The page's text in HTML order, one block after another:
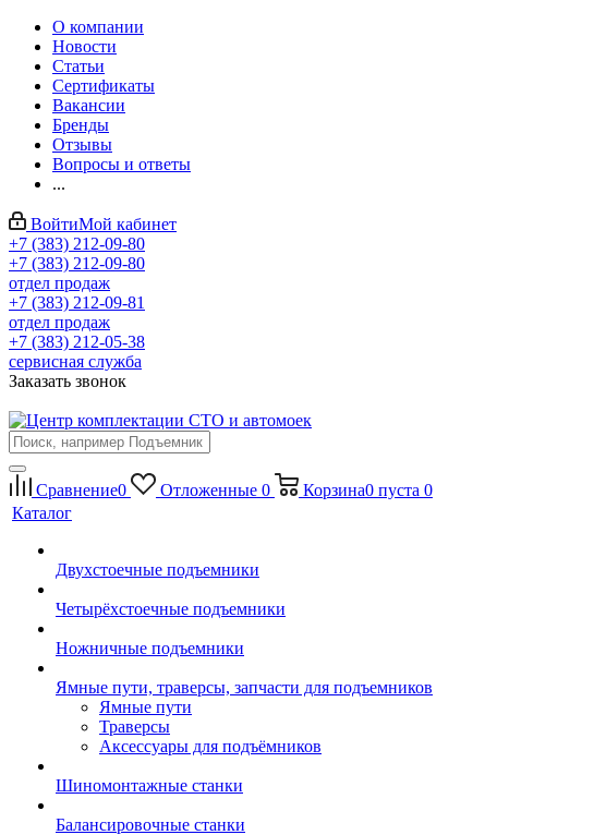
О компании
Новости
Статьи
Сертификаты
Вакансии
Бренды
Отзывы
Вопросы и ответы
...
ВойтиМой кабинет
+7 (383) 212-09-80
+7 (383) 212-09-80
отдел продаж
+7 (383) 212-09-81
отдел продаж
+7 (383) 212-05-38
сервисная служба
Заказать звонок
Сравнение0 Отложенные 0 Корзина0 пуста 0
Каталог
Двухстоечные подъемники
Четырёхстоечные подъемники
Ножничные подъемники
Ямные пути, траверсы, запчасти для подъемников
Ямные пути
Траверсы
Аксессуары для подъёмников
Шиномонтажные станки
Балансировочные станки